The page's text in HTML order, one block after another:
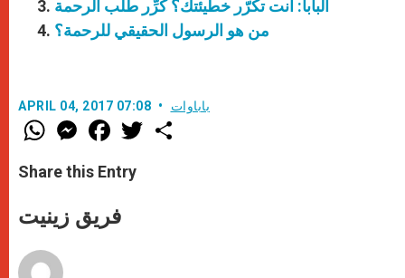
البابا: أنت تكرّر خطيئتك؟ كرِّر طلب الرحمة
من هو الرسول الحقيقي للرحمة؟
APRIL 04, 2017 07:08 باباوات
W
h
t
s
p
p
M
e
s
e
g
e
F
a
e
b
o
k
w
Share this Entry
فريق زينيت